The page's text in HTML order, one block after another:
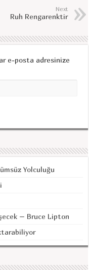
Next
Ruh Rengarenktir
e-posta adresinize
Yolculuğu
– Bruce Lipton